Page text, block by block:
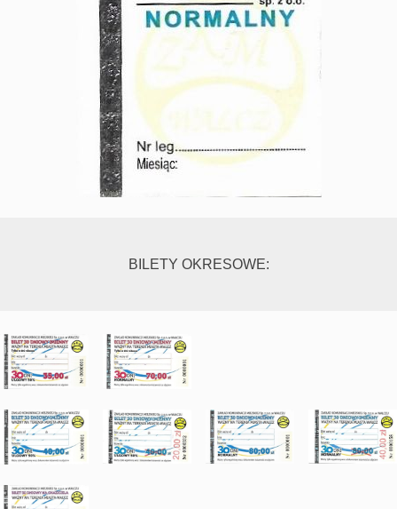
BILETY OKRESOWE: